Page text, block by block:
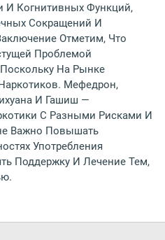
И Когнитивных Функций,
Сокращений И
Отметим, Что
Проблемой
На Рынке
Мефедрон,
И Гашиш —
С Разными Рисками И
Важно Повышать
Употребления
Поддержку И Лечение Тем,